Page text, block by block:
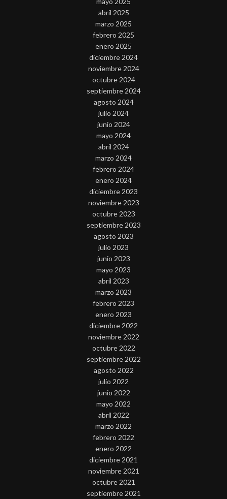
abril 2025
marzo 2025
febrero 2025
enero 2025
diciembre 2024
noviembre 2024
octubre 2024
septiembre 2024
agosto 2024
julio 2024
junio 2024
mayo 2024
abril 2024
marzo 2024
febrero 2024
enero 2024
diciembre 2023
noviembre 2023
octubre 2023
septiembre 2023
agosto 2023
julio 2023
junio 2023
mayo 2023
abril 2023
marzo 2023
febrero 2023
enero 2023
diciembre 2022
noviembre 2022
octubre 2022
septiembre 2022
agosto 2022
julio 2022
junio 2022
mayo 2022
abril 2022
marzo 2022
febrero 2022
enero 2022
diciembre 2021
noviembre 2021
octubre 2021
septiembre 2021